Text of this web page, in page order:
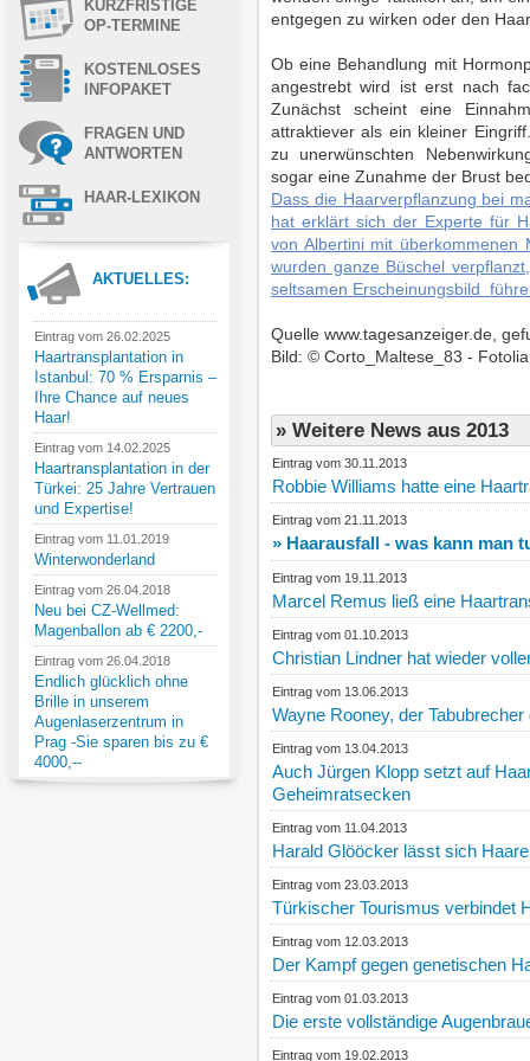
KURZFRISTIGE
OP-TERMINE
KOSTENLOSES
INFOPAKET
FRAGEN UND
ANTWORTEN
HAAR-LEXIKON
AKTUELLES:
Eintrag vom 26.02.2025
Haartransplantation in
Istanbul: 70 % Ersparnis –
Ihre Chance auf neues
Haar!
Eintrag vom 14.02.2025
Haartransplantation in der
Türkei: 25 Jahre Vertrauen
und Expertise!
Eintrag vom 11.01.2019
Winterwonderland
Eintrag vom 26.04.2018
Neu bei CZ-Wellmed:
Magenballon ab € 2200,-
Eintrag vom 26.04.2018
Endlich glücklich ohne
Brille in unserem
Augenlaserzentrum in
Prag -Sie sparen bis zu €
4000,--
entgegen zu wirken oder den
Ob eine Behandlung mit
angestrebt wird ist erst nach
Zunächst scheint eine
attraktiever als ein kleiner
zu unerwünschten
sogar eine Zunahme der Brust
Dass die Haarverpflanzung bei
hat erklärt sich der Experte für
von Albertini mit
wurden ganze Büschel
seltsamen Erscheinungsbild
Quelle www.tagesanzeiger.de,
Bild: © Corto_Maltese_83 -
» Weitere News aus 2013
Eintrag vom 30.11.2013
Robbie Williams hatte eine
Eintrag vom 21.11.2013
» Haarausfall - was kann man
Eintrag vom 19.11.2013
Marcel Remus ließ eine
Eintrag vom 01.10.2013
Christian Lindner hat wieder
Eintrag vom 13.06.2013
Wayne Rooney, der
Eintrag vom 13.04.2013
Auch Jürgen Klopp setzt auf
Geheimratsecken
Eintrag vom 11.04.2013
Harald Glööcker lässt sich
Eintrag vom 23.03.2013
Türkischer Tourismus verbindet
Eintrag vom 12.03.2013
Der Kampf gegen genetischen
Eintrag vom 01.03.2013
Die erste vollständige
Eintrag vom 19.02.2013